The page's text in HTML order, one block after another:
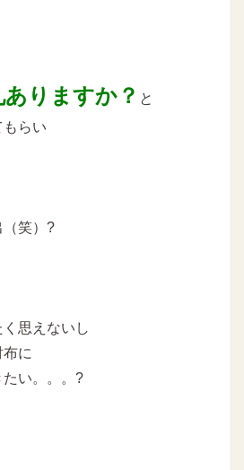
りますか？ と
もらい
（笑）?
思えないし
に
たい。。。?